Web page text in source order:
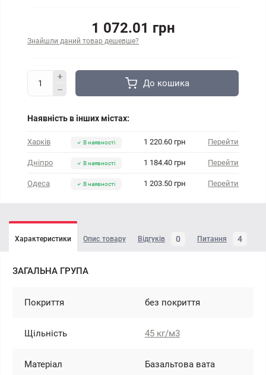
1 072.01 грн
Знайшли даний товар дешевше?
До кошика
Наявність в інших містах:
Харків В наявності 1 220.60 грн Перейти
Дніпро В наявності 1 184.40 грн Перейти
Одеса В наявності 1 203.50 грн Перейти
Характеристики Опис товару Відгуків 0 Питання 4
ЗАГАЛЬНА ГРУПА
Покриття без покриття
Щільність 45 кг/м3
Матеріал Базальтова вата